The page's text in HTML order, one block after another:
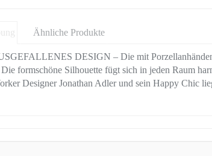
Ähnliche Produkte
DESIGN – Die mit
formschöne Silhouette fügt sich in jeden Raum
Designer Jonathan Adler und sein Happy Chic